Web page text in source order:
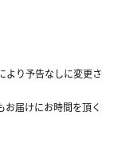
より予告なしに変更さ
届けにお時間を頂く